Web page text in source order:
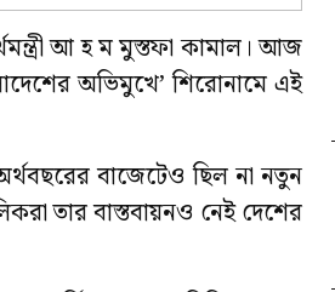
আ হ ম মুস্তফা কামাল। আজ
অভিমুখে’ শিরোনামে এই
বাজেটেও ছিল না নতুন
তার বাস্তবায়নও নেই দেশের